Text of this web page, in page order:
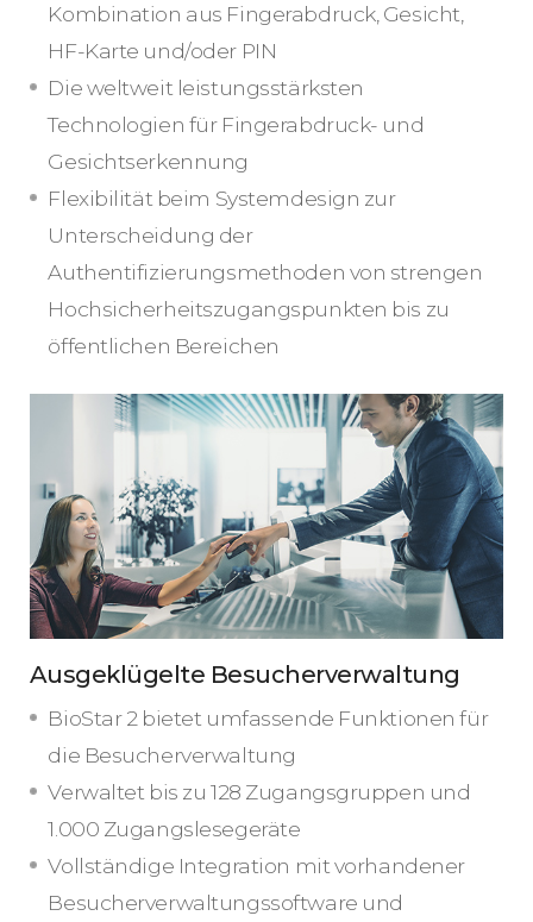
Kombination aus Fingerabdruck, Gesicht,
HF-Karte und/oder PIN
Die weltweit leistungsstärksten
Technologien für Fingerabdruck- und
Gesichtserkennung
Flexibilität beim Systemdesign zur
Unterscheidung der
Authentifizierungsmethoden von strengen
Hochsicherheitszugangspunkten bis zu
öffentlichen Bereichen
Ausgeklügelte Besucherverwaltung
BioStar 2 bietet umfassende Funktionen für
die Besucherverwaltung
Verwaltet bis zu 128 Zugangsgruppen und
1.000 Zugangslesegeräte
Vollständige Integration mit vorhandener
Besucherverwaltungssoftware und